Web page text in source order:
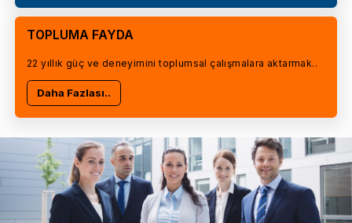
TOPLUMA FAYDA
22 yıllık güç ve deneyimini toplumsal çalışmalara aktarmak..
Daha Fazlası..